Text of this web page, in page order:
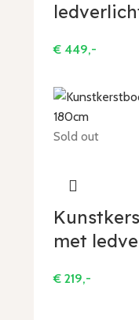
€449,-
Sold out
met
€219,-